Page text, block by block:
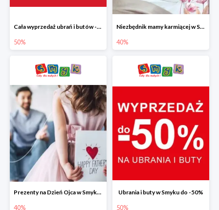
Cała wyprzedaż ubrań i butów -50%
50%
Niezbędnik mamy karmiącej w Smyku do -40%
40%
Prezenty na Dzień Ojca w Smyku do -40%
40%
Ubrania i buty w Smyku do -50%
50%